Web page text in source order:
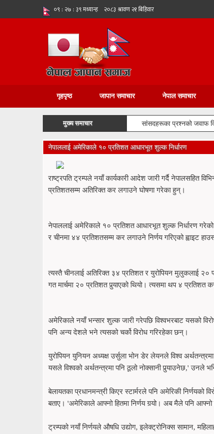
गृहपृष्ठ जापान समाचार नेपाल समाचार
मुख्य समाचार सांसदहरूका प्रश्नको जवाफ
नेपाललाई अमेरिकाले १० प्रतिशत आधारभूत शुल्क निर्धारण
राष्ट्रपति ट्रम्पले नयाँ कार्यकारी आदेश जारी गर्दै नेपालसहित
प्रतिशतसम्म अतिरिक्त कर लगाउने घोषणा गरेका हुन्।
नेपाललाई अमेरिकाले १० प्रतिशत आधारभूत शुल्क निर्धारण
र चीनमा ४४ प्रतिशतसम्म कर लगाउने निर्णय गरिएको ह्वाइट
त्यस्तै चीनलाई अतिरिक्त ३४ प्रतिशत र युरोपियन मुलुकलाई
गत मार्चमा २० प्रतिशत पुर्‍याएको थियो। त्यसमा थप ४ प्रतिशत
अमेरिकाले नयाँ भन्सार शुल्क जारी गरेपछि विश्वभरबाट यसको
पनि अन्य देशले भने त्यसको चर्को विरोध गरिरहेका छन्।
युरोपियन युनियन अध्यक्ष उर्सुला भोन डेर लेयनले विश्व
यसले विश्वको अर्थतन्त्रमा पनि ठूलो नोक्सानी पुर्‍याउनेछ,' उनले
बेलायतका प्रधानमन्त्री किएर स्टार्मरले पनि अमेरिकी निर्णयको
बताए। 'अमेरिकाले आफ्नो हितमा निर्णय गर्‍यो। अब मैले पनि
ट्रम्पको नयाँ निर्णयले औषधि उद्योग, इलेक्ट्रोनिक्स सामान,